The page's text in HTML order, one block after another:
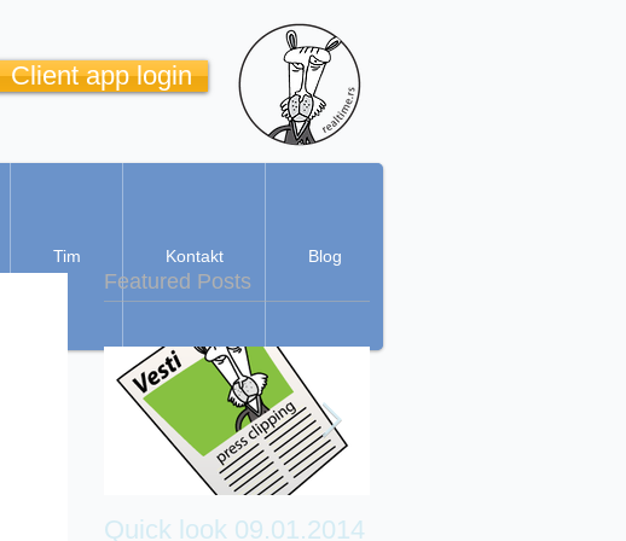
Client app login
Tim Kontakt Blog
Featured Posts
Quick look 09.01.2014